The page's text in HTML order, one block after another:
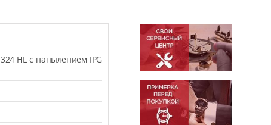
HL с напылением IPG